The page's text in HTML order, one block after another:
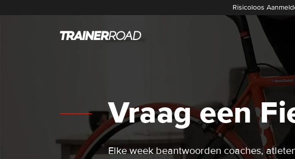
Risicoloos
Vraag een
Elke week beantwoorden coaches,